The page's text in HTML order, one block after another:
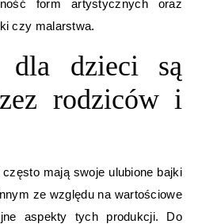
form artystycznych oraz
czy malarstwa.
dla dzieci są
rodziców i
mają swoje ulubione bajki
ze względu na wartościowe
aspekty tych produkcji. Do